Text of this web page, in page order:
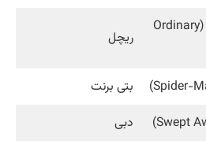
(Ordinary
ریچل
بتی برنت
دبی